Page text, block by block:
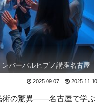
ンバーバルヒプノ講座名古屋
2025.09.07 2025.11.10
術の驚異——名古屋で学ぶ